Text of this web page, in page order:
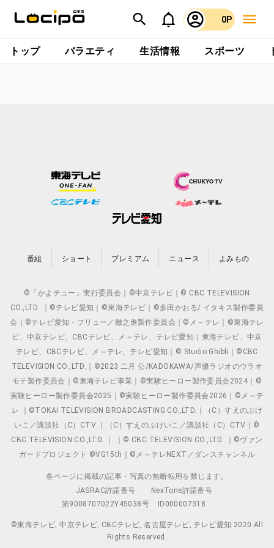
0P
トップ バラエティ 生活情報 スポーツ
番組 ショート プレミアム ニュース よみもの
©「かよチュー」実行委員会｜©中京テレビ｜© CBC TELEVISION
CO.,LTD. ｜©テレビ愛知｜©東海テレビ｜©多田かおる/ イタキス製作委員
会｜©テレビ愛知・フリュー／徹之進製作委員会｜©メ～テレ｜©東海テレ
ビ、中京テレビ、CBCテレビ、メ～テレ、テレビ愛知｜東海テレビ、中京
テレビ、CBCテレビ、メ～テレ、テレビ愛知｜© Studio Ghibli｜©CBC
TELEVISION CO.,LTD.｜©2023 二月 公/KADOKAWA/声優ラジオのウラオ
モテ製作委員会｜©東海テレビ事業｜©実験ヒーロー製作委員会2024｜©
実験ヒーロー製作委員会2025｜©実験ヒーロー製作委員会2026｜©メ～テ
レ ｜©TOKAI TELEVISION BROADCASTING CO.,LTD.｜（C）すえのぶけ
いこ／講談社（C）CTV ｜（C）すえのぶけいこ／講談社（C）CTV｜©
CBC TELEVISION CO.,LTD. ｜ ｜© CBC TELEVISION CO.,LTD. ｜©ヴァン
ガードプロジェクト ©VG15th｜©メ～テレNEXT／ダンスチャンネル
各ページに掲載の記事・写真の無断転用を禁じます。
JASRAC許諾番号
NexTone許諾番号
第9008707022Y45038号
ID000007318
©東海テレビ, 中京テレビ, CBCテレビ, 名古屋テレビ, テレビ愛知 2020 All
Rights Reserved.